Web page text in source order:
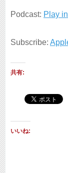
プ
ー
ヤ
ー
Podcast: Play
Subscribe:
共有:
いいね: